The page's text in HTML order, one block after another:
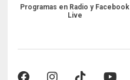
Programas en Radio y Facebook
Live